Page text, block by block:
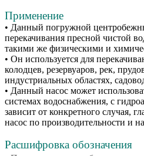
Применение
• Данный погружной
перекачивания пресной чистой
такими же физическими и
• Он используется для
колодцев, резервуаров, рек,
индустриальных областях,
• Данный насос может
системах водоснабжения, с
зависит от конкретного случая,
насос по производительности и
Расшифровка обозначения